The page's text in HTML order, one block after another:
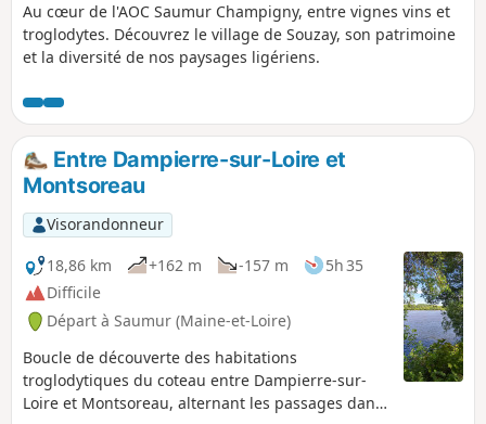
Au cœur de l'AOC Saumur Champigny, entre vignes vins et
troglodytes. Découvrez le village de Souzay, son patrimoine
et la diversité de nos paysages ligériens.
Entre Dampierre-sur-Loire et
Montsoreau
Visorandonneur
18,86 km
+162 m -157 m
5h 35
Difficile
Départ à Saumur (Maine-et-Loire)
Boucle de découverte des habitations
troglodytiques du coteau entre Dampierre-sur-
Loire et Montsoreau, alternant les passages dans